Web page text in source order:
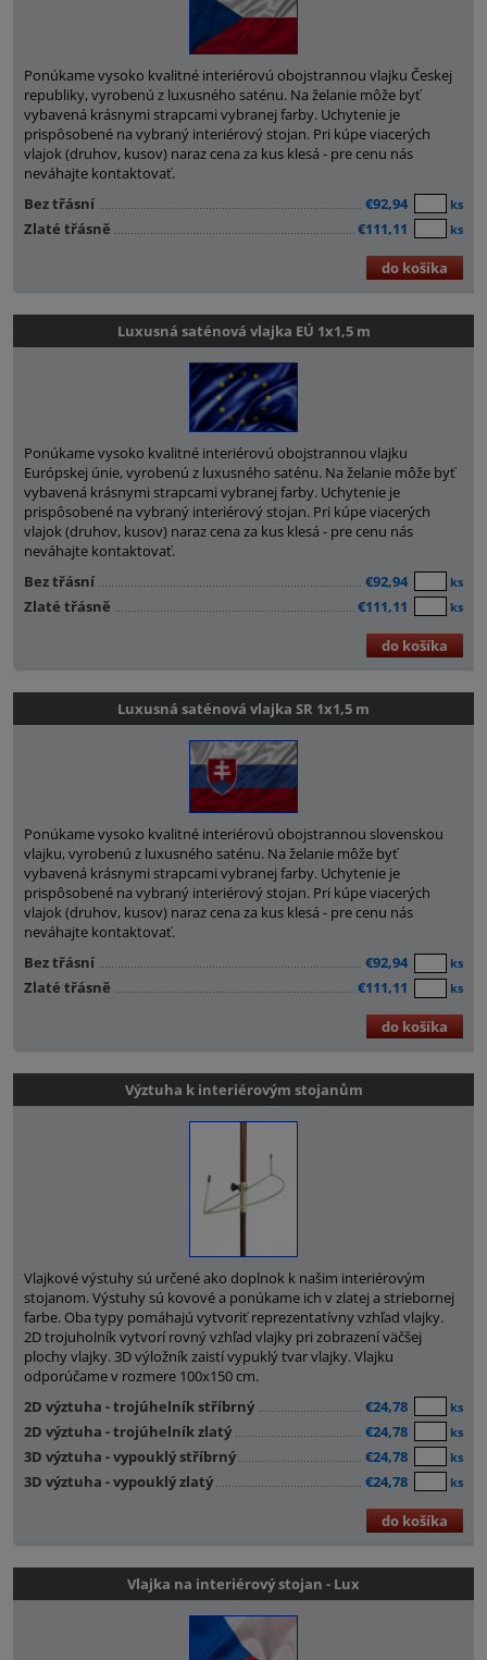
Ponúkame vysoko kvalitné interiérovú obojstrannou vlajku Českej
republiky, vyrobenú z luxusného saténu. Na želanie môže byť
vybavená krásnymi strapcami vybranej farby. Uchytenie je
prispôsobené na vybraný interiérový stojan. Pri kúpe viacerých
vlajok (druhov, kusov) naraz cena za kus klesá - pre cenu nás
neváhajte kontaktovať.
Bez třásní
€92,94 ks
Zlaté třásně €111,11 ks
do košíka
Luxusná saténová vlajka EÚ 1x1,5 m
Ponúkame vysoko kvalitné interiérovú obojstrannou vlajku
Európskej únie, vyrobenú z luxusného saténu. Na želanie môže byť
vybavená krásnymi strapcami vybranej farby. Uchytenie je
prispôsobené na vybraný interiérový stojan. Pri kúpe viacerých
vlajok (druhov, kusov) naraz cena za kus klesá - pre cenu nás
neváhajte kontaktovať.
Bez třásní
€92,94 ks
Zlaté třásně €111,11 ks
do košíka
Luxusná saténová vlajka SR 1x1,5 m
Ponúkame vysoko kvalitné interiérovú obojstrannou slovenskou
vlajku, vyrobenú z luxusného saténu. Na želanie môže byť
vybavená krásnymi strapcami vybranej farby. Uchytenie je
prispôsobené na vybraný interiérový stojan. Pri kúpe viacerých
vlajok (druhov, kusov) naraz cena za kus klesá - pre cenu nás
neváhajte kontaktovať.
Bez třásní
€92,94 ks
Zlaté třásně €111,11 ks
do košíka
Výztuha k interiérovým stojanům
Vlajkové výstuhy sú určené ako doplnok k našim interiérovým
stojanom. Výstuhy sú kovové a ponúkame ich v zlatej a striebornej
farbe. Oba typy pomáhajú vytvoriť reprezentatívny vzhľad vlajky.
2D trojuholník vytvorí rovný vzhľad vlajky pri zobrazení väčšej
plochy vlajky. 3D výložník zaistí vypuklý tvar vlajky. Vlajku
odporúčame v rozmere 100x150 cm.
2D výztuha - trojúhelník stříbrný
€24,78 ks
2D výztuha - trojúhelník zlatý €24,78 ks
3D výztuha - vypouklý stříbrný €24,78 ks
3D výztuha - vypouklý zlatý €24,78 ks
do košíka
Vlajka na interiérový stojan - Lux